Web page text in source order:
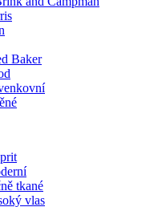
Baker
tkané
vlas